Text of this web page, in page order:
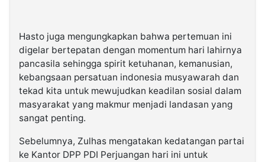
Hasto juga mengungkapkan bahwa pertemuan ini
digelar bertepatan dengan momentum hari lahirnya
pancasila sehingga spirit ketuhanan, kemanusian,
kebangsaan persatuan indonesia musyawarah dan
tekad kita untuk mewujudkan keadilan sosial dalam
masyarakat yang makmur menjadi landasan yang
sangat penting.
Sebelumnya, Zulhas mengatakan kedatangan partai
ke Kantor DPP PDI Perjuangan hari ini untuk